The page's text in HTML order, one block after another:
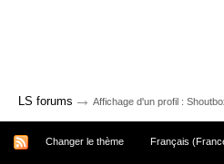
LS forums → Affichage d'un profil :
Changer le thème Français